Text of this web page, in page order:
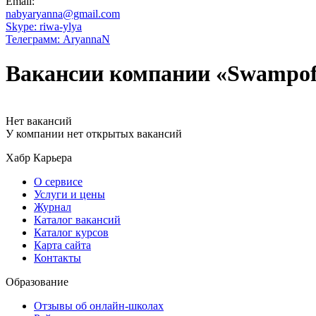
nabyaryanna@gmail.com
Skype: riwa-ylya
Телеграмм: AryannaN
Вакансии компании
Нет вакансий
У компании нет открытых вакансий
Хабр Карьера
О сервисе
Услуги и цены
Журнал
Каталог вакансий
Каталог курсов
Карта сайта
Контакты
Образование
Отзывы об онлайн-школах